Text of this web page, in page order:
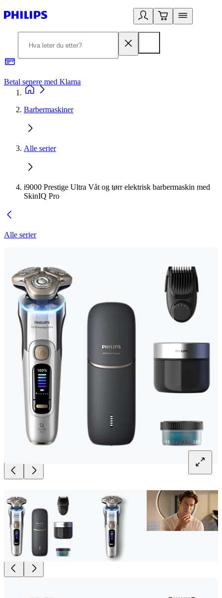
Betal senere med Klarna
Barbermaskiner
Alle serier
i9000 Prestige Ultra Våt og tørr elektrisk barbermaskin med
SkinIQ Pro
Alle serier